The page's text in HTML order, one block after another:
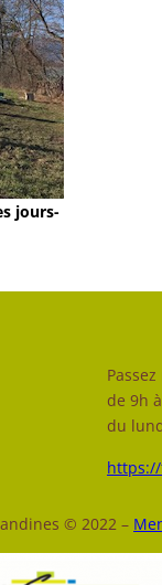
jours-
de 9h
du
© 2022 –